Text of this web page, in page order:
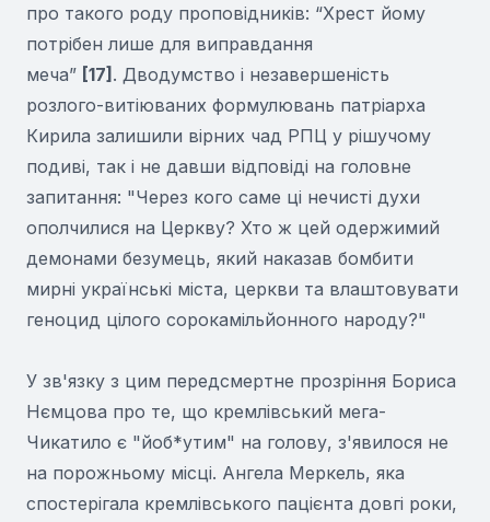
про такого роду проповідників: “Хрест йому
потрібен лише для виправдання
меча” [17] . Дводумство і незавершеність
розлого-витіюваних формулювань патріарха
Кирила залишили вірних чад РПЦ у рішучому
подиві, так і не давши відповіді на головне
запитання: "Через кого саме ці нечисті духи
ополчилися на Церкву? Хто ж цей одержимий
демонами безумець, який наказав бомбити
мирні українські міста, церкви та влаштовувати
геноцид цілого сорокамільйонного народу?"
У зв'язку з цим передсмертне прозріння Бориса
Нємцова про те, що кремлівський мега-
Чикатило є "йоб*утим" на голову, з'явилося не
на порожньому місці. Ангела Меркель, яка
спостерігала кремлівського пацієнта довгі роки,